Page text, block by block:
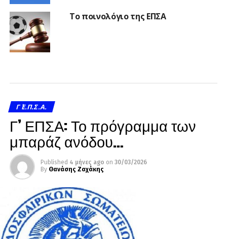
Το ποινολόγιο της ΕΠΣΑ
Γ΄ Ε.Π.Σ.Α.
Γ’ ΕΠΣΑ: Το πρόγραμμα των
μπαράζ ανόδου…
Published 4 μήνες ago on 30/03/2026
By Θανάσης Ζαχάκης